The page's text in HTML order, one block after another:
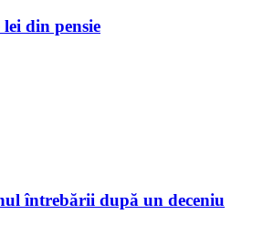
din pensie
întrebării după un deceniu